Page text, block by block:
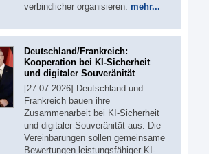
verbindlicher organisieren. mehr...
Deutschland/Frankreich:
Kooperation bei KI-Sicherheit
und digitaler Souveränität
[27.07.2026] Deutschland und
Frankreich bauen ihre
Zusammenarbeit bei KI-Sicherheit
und digitaler Souveränität aus. Die
Vereinbarungen sollen gemeinsame
Bewertungen leistungsfähiger KI-